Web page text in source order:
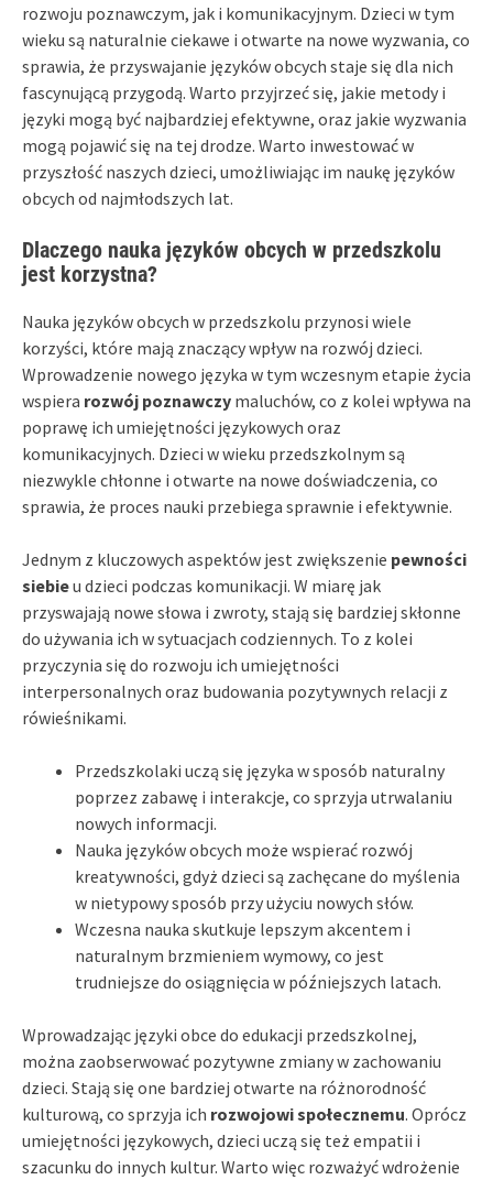
rozwoju poznawczym, jak i komunikacyjnym. Dzieci w tym
wieku są naturalnie ciekawe i otwarte na nowe wyzwania, co
sprawia, że przyswajanie języków obcych staje się dla nich
fascynującą przygodą. Warto przyjrzeć się, jakie metody i
języki mogą być najbardziej efektywne, oraz jakie wyzwania
mogą pojawić się na tej drodze. Warto inwestować w
przyszłość naszych dzieci, umożliwiając im naukę języków
obcych od najmłodszych lat.
Dlaczego nauka języków obcych w przedszkolu
jest korzystna?
Nauka języków obcych w przedszkolu przynosi wiele
korzyści, które mają znaczący wpływ na rozwój dzieci.
Wprowadzenie nowego języka w tym wczesnym etapie życia
wspiera rozwój poznawczy maluchów, co z kolei wpływa na
poprawę ich umiejętności językowych oraz
komunikacyjnych. Dzieci w wieku przedszkolnym są
niezwykle chłonne i otwarte na nowe doświadczenia, co
sprawia, że proces nauki przebiega sprawnie i efektywnie.
Jednym z kluczowych aspektów jest zwiększenie pewności
siebieu dzieci podczas komunikacji. W miarę jak
przyswajają nowe słowa i zwroty, stają się bardziej skłonne
do używania ich w sytuacjach codziennych. To z kolei
przyczynia się do rozwoju ich umiejętności
interpersonalnych oraz budowania pozytywnych relacji z
rówieśnikami.
Przedszkolaki uczą się języka w sposób naturalny
poprzez zabawę i interakcje, co sprzyja utrwalaniu
nowych informacji.
Nauka języków obcych może wspierać rozwój
kreatywności, gdyż dzieci są zachęcane do myślenia
w nietypowy sposób przy użyciu nowych słów.
Wczesna nauka skutkuje lepszym akcentem i
naturalnym brzmieniem wymowy, co jest
trudniejsze do osiągnięcia w późniejszych latach.
Wprowadzając języki obce do edukacji przedszkolnej,
można zaobserwować pozytywne zmiany w zachowaniu
dzieci. Stają się one bardziej otwarte na różnorodność
kulturową, co sprzyja ich rozwojowi społecznemu. Oprócz
umiejętności językowych, dzieci uczą się też empatii i
szacunku do innych kultur. Warto więc rozważyć wdrożenie